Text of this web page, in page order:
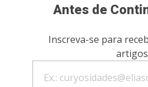
Antes de
Inscreva-se para
artigos